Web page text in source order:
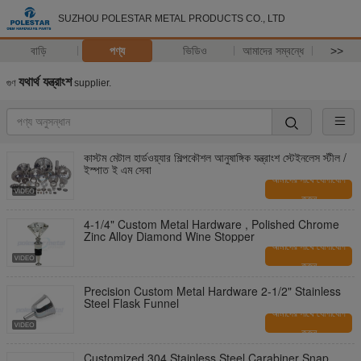
SUZHOU POLESTAR METAL PRODUCTS CO., LTD
বাড়ি পণ্য ভিডিও আমাদের সম্বন্ধে >>
গুণ যথার্থ যন্ত্রাংশsupplier.
কাস্টম মেটাল হার্ডওয়্যার শিল্পকৌশল আনুষাঙ্গিক যন্ত্রাংশ স্টেইনলেস স্টীল /
ইস্পাত ই এম সেবা
আমাদের সাথে যোগাযোগ
করুন
4-1/4" Custom Metal Hardware , Polished Chrome
Zinc Alloy Diamond Wine Stopper
আমাদের সাথে যোগাযোগ
করুন
Precision Custom Metal Hardware 2-1/2" Stainless
Steel Flask Funnel
আমাদের সাথে যোগাযোগ
করুন
Customized 304 Stainless Steel Carabiner Snap